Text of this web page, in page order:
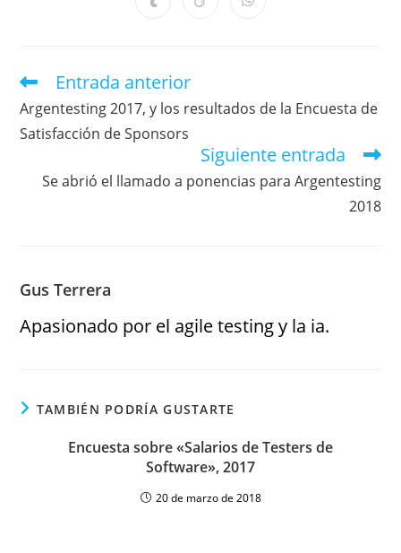
Entrada anterior
Argentesting 2017, y los resultados de la Encuesta de
Satisfacción de Sponsors
Siguiente entrada
Se abrió el llamado a ponencias para Argentesting
2018
Gus Terrera
Apasionado por el agile testing y la ia.
TAMBIÉN PODRÍA GUSTARTE
Encuesta sobre «Salarios de Testers de
Software», 2017
20 de marzo de 2018